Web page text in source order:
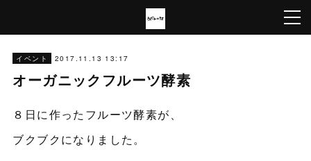
イベント 2017.11.13 13:17
オーガニックフルーツ酵素
８日に作ったフルーツ酵素が、
ブクブクになりました。